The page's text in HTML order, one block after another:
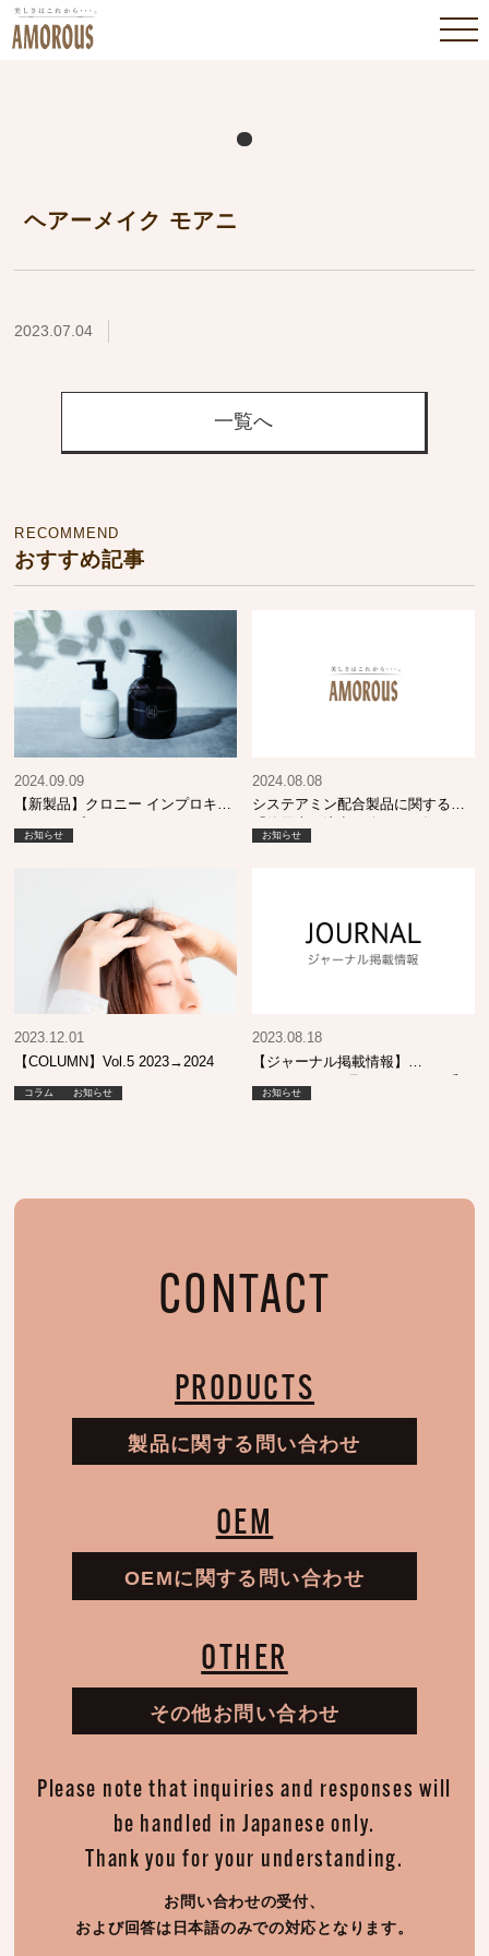
ヘアーメイク モアニ
2023.07.04
一覧へ
RECOMMEND
おすすめ記事
【新製品】クロニー インプロキュ
SI
2024.09.09
お知らせ
システアミン配合製品に関する
2024.08.08
お知らせ
【COLUMN】Vol.5 2023→2024
2023.12.01
コラム お知らせ
【ジャーナル掲載情報】
SHINBIYO 9月号 エイジング毛
へのカラーケア提案
2023.08.18
お知らせ
CONTACT
PRODUCTS
製品に関する問い合わせ
OEM
OEMに関する問い合わせ
OTHER
その他お問い合わせ
Please note that inquiries and responses will
be handled in Japanese only.
Thank you for your understanding.
お問い合わせの受付、
および回答は日本語のみでの対応となります。